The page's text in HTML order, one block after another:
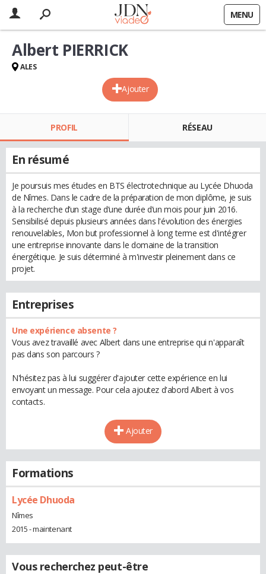
MENU
Ajouter
Albert PIERRICK
ALES
PROFIL RÉSEAU
En résumé
Je poursuis mes études en BTS électrotechnique au Lycée Dhuoda
de Nîmes. Dans le cadre de la préparation de mon diplôme, je suis
à la recherche d’un stage d’une durée d’un mois pour juin 2016.
Sensibilisé depuis plusieurs années dans l'évolution des énergies
renouvelables, Mon but professionnel à long terme est d'intégrer
une entreprise innovante dans le domaine de la transition
énergétique. Je suis déterminé à m'investir pleinement dans ce
projet.
Entreprises
Une expérience absente ?
Vous avez travaillé avec Albert dans une entreprise qui n'apparaît
pas dans son parcours ?
N'hésitez pas à lui suggérer d'ajouter cette expérience en lui
envoyant un message. Pour cela ajoutez d'abord Albert à vos
contacts.
Ajouter
Formations
Lycée Dhuoda
Nîmes
2015 - maintenant
Vous recherchez peut-être